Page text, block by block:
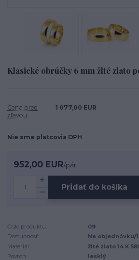
Klasické obrúčky 6 mm žlté zlato
Cena pred
zľavou
1 077,00 EUR
Nie sme platcovia DPH
952,00 EUR/pár
Pridať do košíka
Číslo produktu:
09
Dostupnosť:
Na objednávku/
Materiál:
žlté zlato 14 K
Povrch:
lesklý